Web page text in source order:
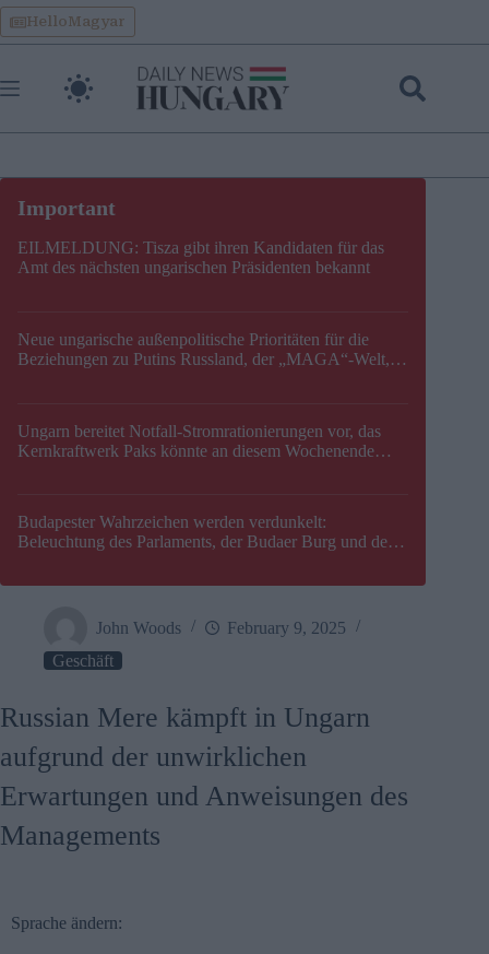
Skip
to
content
HelloMagyar
EILMELDUNG: Tisza gibt ihren Kandidaten für das
Amt des nächsten ungarischen Präsidenten bekannt
Neue ungarische außenpolitische Prioritäten für die
Beziehungen zu Putins Russland, der „MAGA“-Welt,
Ungarn bereitet Notfall-Stromrationierungen vor, das
Kernkraftwerk Paks könnte an diesem Wochenende
Budapester Wahrzeichen werden verdunkelt:
Beleuchtung des Parlaments, der Budaer Burg und der
John Woods
February 9, 2025
Geschäft
Russian Mere kämpft in Ungarn
aufgrund der unwirklichen
Erwartungen und Anweisungen des
Managements
Sprache ändern: